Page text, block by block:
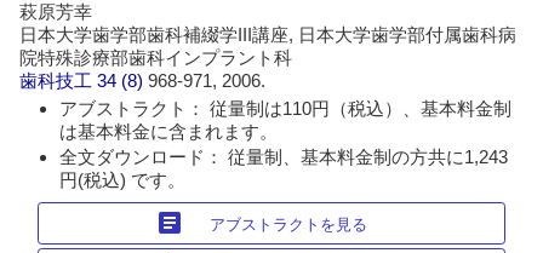
萩原芳幸
日本大学歯学部歯科補綴学III講座, 日本大学歯学部付属歯科病
院特殊診療部歯科インプラント科
歯科技工 34 (8)968-971, 2006.
アブストラクト： 従量制は110円（税込）、基本料金制
は基本料金に含まれます。
全文ダウンロード： 従量制、基本料金制の方共に1,243
円(税込) です。
article アブストラクトを見る